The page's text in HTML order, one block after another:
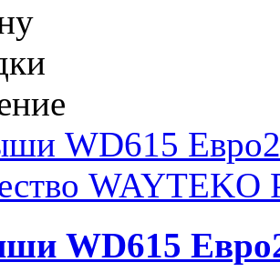
WD615